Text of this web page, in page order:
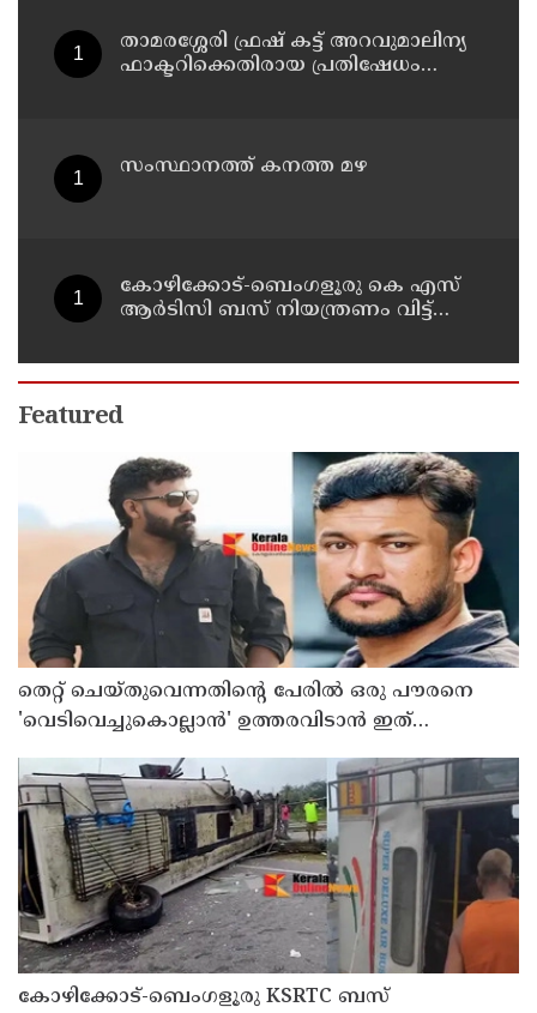
താമരശ്ശേരി ഫ്രഷ് കട്ട് അറവുമാലിന്യ
ഫാക്ടറിക്കെതിരായ പ്രതിഷേധം
സംസ്ഥാനത്ത് കനത്ത മഴ
കോഴിക്കോട്-ബെംഗളൂരു കെ എസ്
ആര്‍ടിസി ബസ് നിയന്ത്രണം വിട്ട്
കണ്ടക്ടര്‍ക്കും ദാരുണാന്ത്യം
Featured
തെറ്റ് ചെയ്തുവെന്നതിന്റെ പേരില്‍ ഒരു പൗരനെ
'വെടിവെച്ചുകൊല്ലാന്‍' ഉത്തരവിടാന്‍ ഇത്
യുപിയോ ബിഹാറോ അല്ല ; അര്‍ജുന്‍ ആയങ്കിയെ
പിന്തുണച്ച് ആകാശ് തില്ലങ്കേരി
കോഴിക്കോട്-ബെംഗളൂരു KSRTC ബസ്